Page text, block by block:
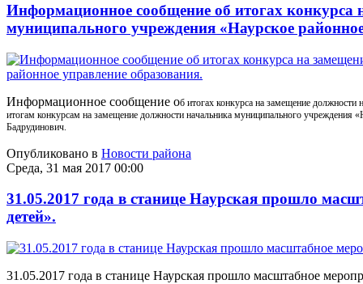
Информационное сообщение об итогах конкурса
муниципального учреждения «Наурское
Информационное сообщение об итогах конкурса на замещение
итогам конкурсам на замещение должности начальника муниципального учреждения
Бадрудинович.
Опубликовано в Новости района
Среда, 31 мая 2017 00:00
31.05.2017 года в станице Наурская прошло
детей».
31.05.2017 года в станице Наурская прошло масштабное